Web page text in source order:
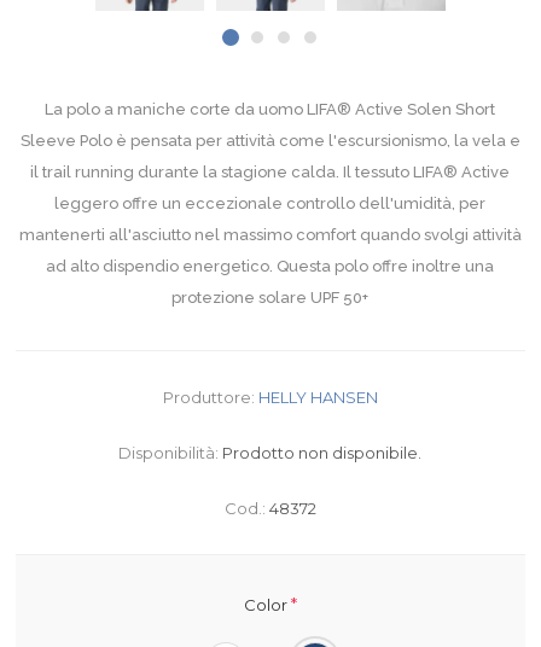
La polo a maniche corte da uomo LIFA® Active Solen Short
Sleeve Polo è pensata per attività come l'escursionismo, la vela e
il trail running durante la stagione calda. Il tessuto LIFA® Active
leggero offre un eccezionale controllo dell'umidità, per
mantenerti all'asciutto nel massimo comfort quando svolgi attività
ad alto dispendio energetico. Questa polo offre inoltre una
protezione solare UPF 50+
Produttore: HELLY HANSEN
Disponibilità: Prodotto non disponibile.
Cod.: 48372
Color*